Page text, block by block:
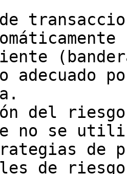
adecuado
del riesgo
no se
de